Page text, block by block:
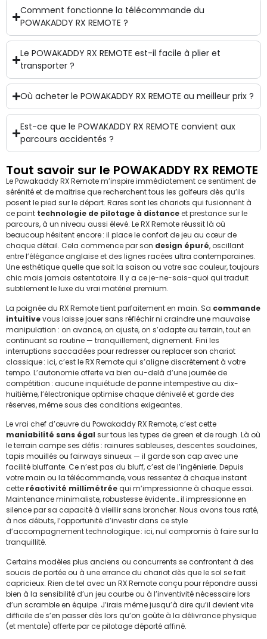
Comment fonctionne la télécommande du
POWAKADDY RX REMOTE ?
Le POWAKADDY RX REMOTE est-il facile à plier et
transporter ?
Où acheter le POWAKADDY RX REMOTE au meilleur prix ?
Est-ce que le POWAKADDY RX REMOTE convient aux
parcours accidentés ?
Tout savoir sur le POWAKADDY RX REMOTE
Le Powakaddy RX Remote m’inspire immédiatement ce sentiment de
sérénité et de maitrise que recherchent tous les golfeurs dès qu’ils
posent le pied sur le départ. Rares sont les chariots qui fusionnent à
ce point technologie de pilotage à distanceet prestance sur le
parcours, à un niveau aussi élevé. Le RX Remote réussit là où
beaucoup hésitent encore : il place le confort de jeu au cœur de
chaque détail. Cela commence par son design épuré, oscillant
entre l’élégance anglaise et des lignes racées ultra contemporaines.
Une esthétique quelle que soit la saison ou votre sac couleur, toujours
chic mais jamais ostentatoire. Il y a ce je-ne-sais-quoi qui traduit
subtilement le luxe du vrai matériel premium.
La poignée du RX Remote tient parfaitement en main. Sa commande
intuitivevous laisse jouer sans réfléchir ni craindre une mauvaise
manipulation : on avance, on ajuste, on s’adapte au terrain, tout en
continuant sa routine — tranquillement, dignement. Fini les
interruptions saccadées pour redresser ou replacer son chariot
classique : ici, c’est le RX Remote qui s’aligne discrètement à votre
tempo. L’autonomie offerte va bien au-delà d’une journée de
compétition : aucune inquiétude de panne intempestive au dix-
huitième, l’électronique optimise chaque dénivelé et garde des
réserves, même sous des conditions exigeantes.
Le vrai chef d’œuvre du Powakaddy RX Remote, c’est cette
maniabilité sans égal sur tous les types de green et de rough. Là où
le terrain campe ses défis : rainures sableuses, descentes soudaines,
tapis mouillés ou fairways sinueux — il garde son cap avec une
facilité bluffante. Ce n’est pas du bluff, c’est de l’ingénierie. Depuis
votre main ou la télécommande, vous ressentez à chaque instant
cette réactivité millimétréequi m’impressionne à chaque essai.
Maintenance minimaliste, robustesse évidente… il impressionne en
silence par sa capacité à vieillir sans broncher. Nous avons tous raté,
à nos débuts, l’opportunité d’investir dans ce style
d’accompagnement technologique : ici, nul compromis à faire sur la
tranquillité.
Certains modèles plus anciens ou concurrents se confrontent à des
soucis de portée ou à une errance du chariot dès que le sol se fait
capricieux. Rien de tel avec un RX Remote conçu pour répondre aussi
bien à la sensibilité d’un jeu courbe ou à l’inventivité nécessaire lors
d’un scramble en équipe. J’irais même jusqu’à dire qu’il devient vite
difficile de s’en passer dès lors qu’on goûte à la délivrance physique
(et mentale) offerte par ce pilotage déporté affiné.